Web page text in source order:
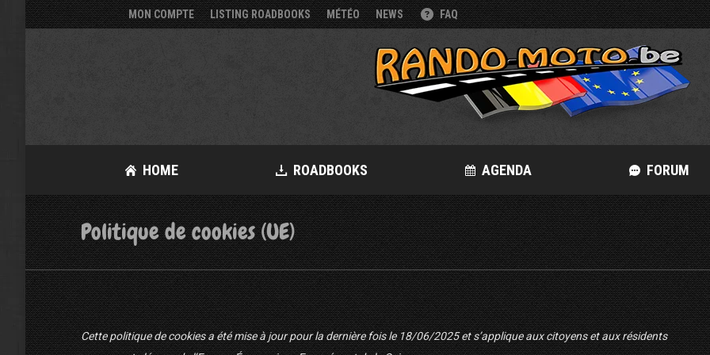
MON COMPTE LISTING ROADBOOKS MÉTÉO NEWS FAQ
HOME ROADBOOKS AGENDA FORUM
Politique de cookies (UE)
Cette politique de cookies a été mise à jour pour la dernière fois le 18/06/2025 et s’applique aux citoyens et aux résidents